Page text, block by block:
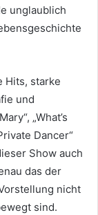
unglaublich
Hits, starke
und
„What’s
Dancer“
Show auch
das der
nicht
sind.